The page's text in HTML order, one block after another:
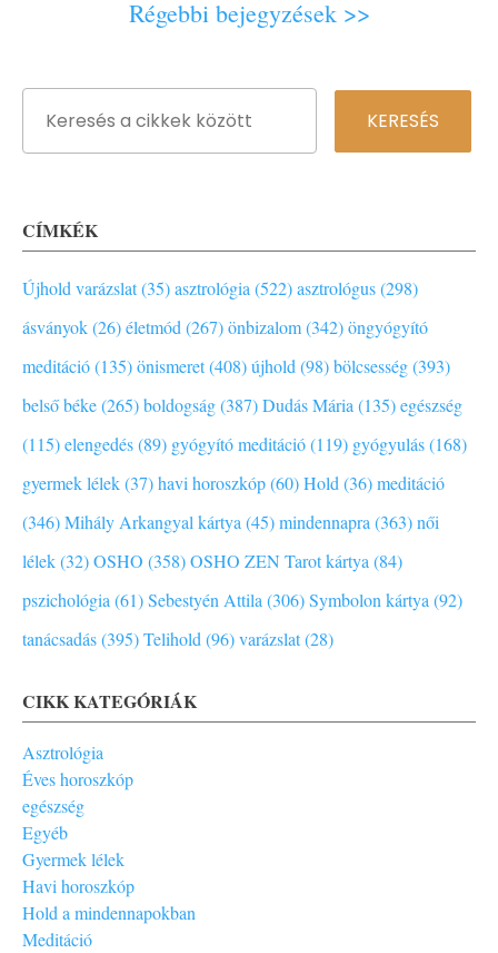
Régebbi bejegyzések >>
CÍMKÉK
Újhold varázslat (35)asztrológia (522)asztrológus (298)
ásványok (26)életmód (267)önbizalom (342)öngyógyító
meditáció (135)önismeret (408)újhold (98)bölcsesség (393)
belső béke (265)boldogság (387)Dudás Mária (135)egészség
(115)elengedés (89) gyógyító meditáció (119) gyógyulás (168)
gyermek lélek (37)havi horoszkóp (60)Hold (36)meditáció
(346)Mihály Arkangyal kártya (45)mindennapra (363)női
lélek (32)OSHO (358)OSHO ZEN Tarot kártya (84)
pszichológia (61)Sebestyén Attila (306)Symbolon kártya (92)
tanácsadás (395)Telihold (96)varázslat (28)
CIKK KATEGÓRIÁK
Asztrológia
Éves horoszkóp
egészség
Egyéb
Gyermek lélek
Havi horoszkóp
Hold a mindennapokban
Meditáció